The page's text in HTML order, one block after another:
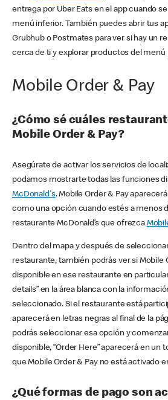
entrega por Uber Eats en el app cuando
menú inferior. También puedes abrir tus
Grubhub o Postmates para ver si hay un
cerca de ti y explorar productos del menú
Mobile Order & Pay
¿Cómo sé cuáles
Mobile Order & Pay?
Asegúrate de activar los servicios de
podamos mostrarte todas las funciones
McDonald's. Mobile Order & Pay
como una opción cuando estés a menos
restaurante McDonald’s que ofrezca
Dentro del mapa y después de
restaurante, también podrás ver si Mobile
disponible en ese restaurante en
details” en la área blanca con la
seleccionado. Si el restaurante está
aparecerá en letras negras al final de la
podrás seleccionar esa opción y
disponible, “Order Here” aparecerá en un
que Mobile Order & Pay no está activado
¿Qué formas de pago son